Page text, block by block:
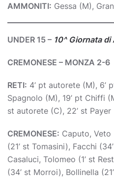
AMMONITI: Gessa (M),
UNDER 15 – 10^ Giornata di
CREMONESE – MONZA 2-6
RETI: 4’ pt autorete (M), 6’
Spagnolo (M), 19’ pt Chiffi
st autorete (C), 22’ st
CREMONESE: Caputo, Veto
(21’ st Tomasini), Facchi
Casaluci, Tolomeo (1’ st
(34’ st Morroi), Bollinella